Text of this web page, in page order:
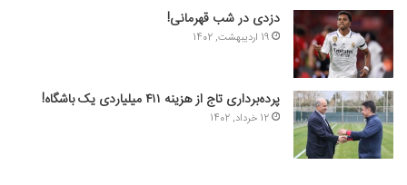
دزدی در شب قهرمانی!
19 اردیبهشت, 1402
پرده‌برداری تاج از هزینه ۴۱۱ میلیاردی یک باشگاه!
12 خرداد, 1402